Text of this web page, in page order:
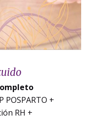
POSPARTO +
RH +